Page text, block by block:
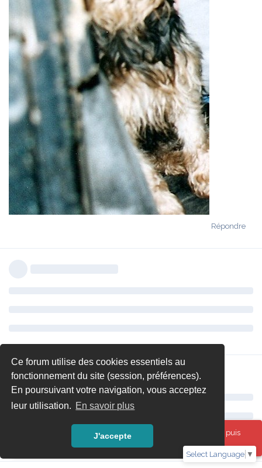
Ce forum utilise des cookies essentiels au
fonctionnement du site (session, préférences).
En poursuivant votre navigation, vous acceptez
leur utilisation. En savoir plus
J'accepte
Select Language ▼
Répondre
Oups ! Une erreur est survenue. Veuillez actualiser la page puis